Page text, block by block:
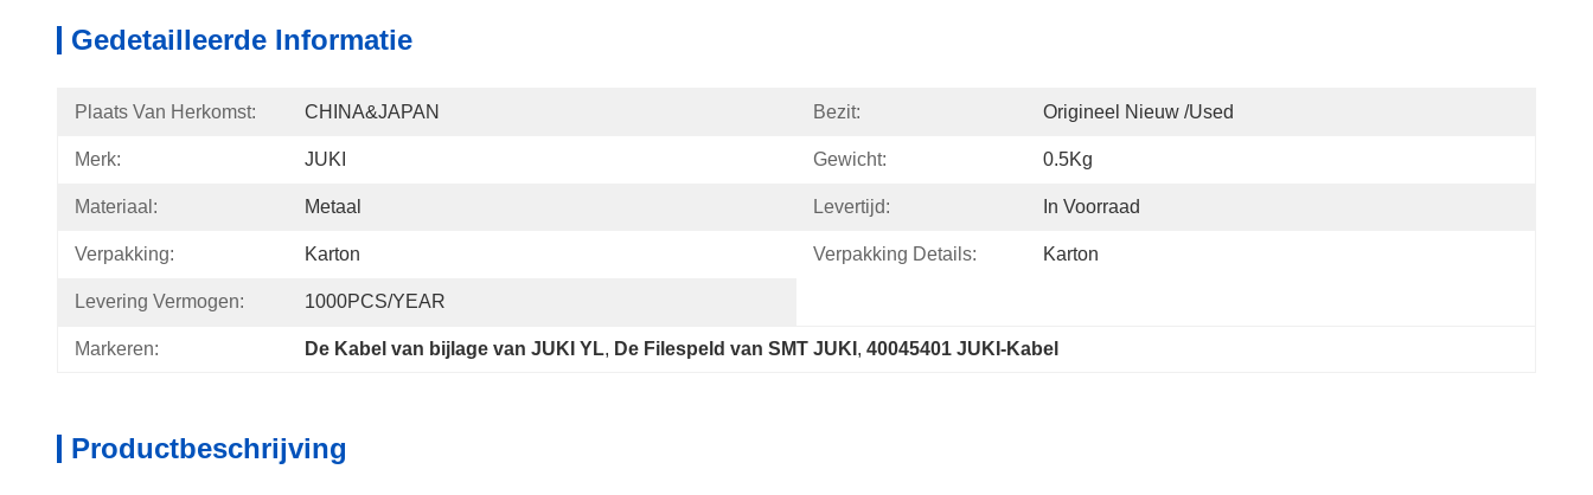
Gedetailleerde Informatie
Plaats Van Herkomst: CHINA&JAPAN Bezit: Origineel Nieuw /used
Merk: JUKI Gewicht: 0.5Kg
Materiaal: Metaal Levertijd: In Voorraad
Verpakking: Karton Verpakking Details: Karton
Levering Vermogen: 1000PCS/YEAR
Markeren: De Kabel van bijlage van JUKI YL, De Filespeld van SMT JUKI , 40045401 JUKI-Kabel
Productbeschrijving